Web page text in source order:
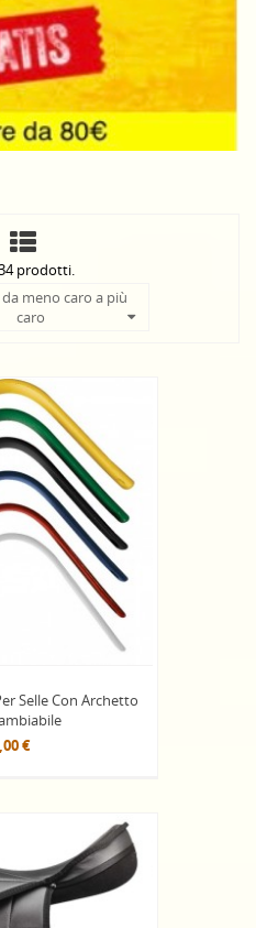
prodotti.
da meno caro a più
caro
Selle Con Archetto
€